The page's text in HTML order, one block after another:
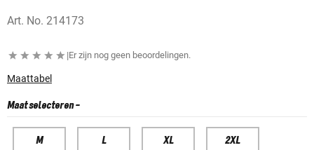
Art. No. 214173
|Er zijn nog geen beoordelingen.
Maattabel
Maat selecteren-
M L XL 2XL